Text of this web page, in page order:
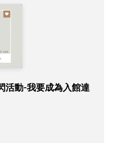
活動-我要成為入館達